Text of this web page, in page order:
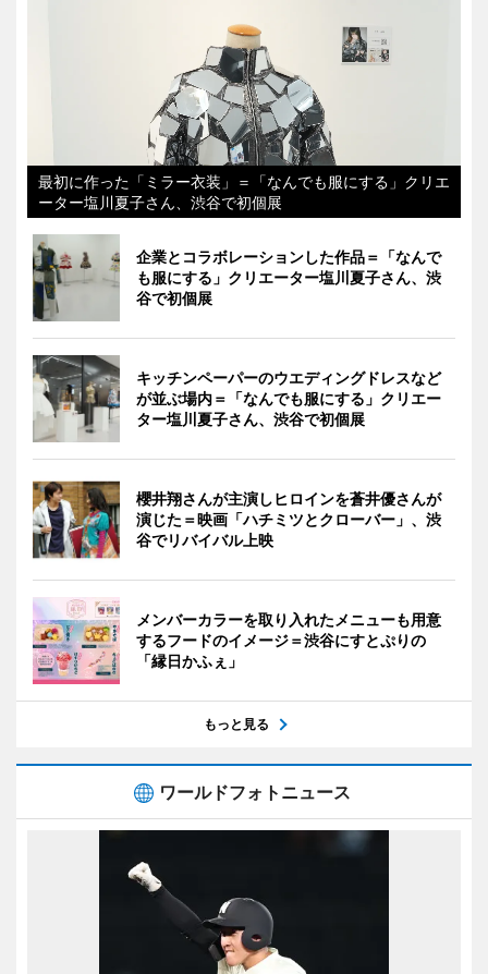
最初に作った「ミラー衣装」＝「なんでも服にする」クリエ
ーター塩川夏子さん、渋谷で初個展
企業とコラボレーションした作品＝「なんで
も服にする」クリエーター塩川夏子さん、渋
谷で初個展
キッチンペーパーのウエディングドレスなど
が並ぶ場内＝「なんでも服にする」クリエー
ター塩川夏子さん、渋谷で初個展
櫻井翔さんが主演しヒロインを蒼井優さんが
演じた＝映画「ハチミツとクローバー」、渋
谷でリバイバル上映
メンバーカラーを取り入れたメニューも用意
するフードのイメージ＝渋谷にすとぷりの
「縁日かふぇ」
もっと見る
ワールドフォトニュース